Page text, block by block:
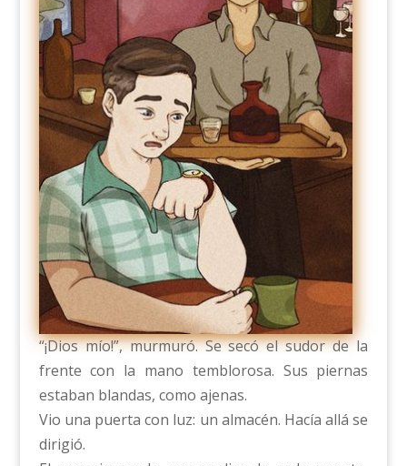
“¡Dios mío!”, murmuró. Se secó el sudor de la
frente con la mano temblorosa. Sus piernas
estaban blandas, como ajenas.
Vio una puerta con luz: un almacén. Hacía allá se
dirigió.